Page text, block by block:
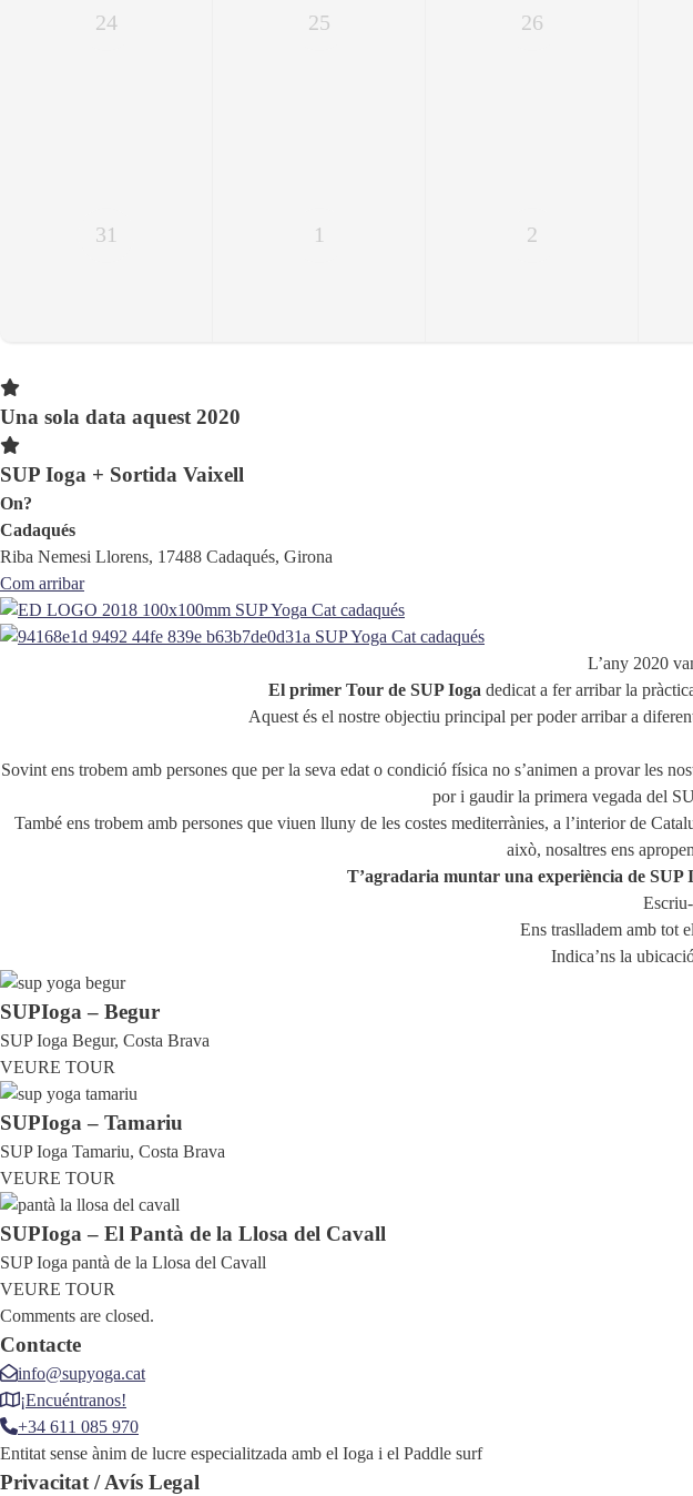
24 25 26
31 1 2
Una sola data aquest 2020
SUP Ioga + Sortida Vaixell
On?
Cadaqués
Riba Nemesi Llorens, 17488 Cadaqués, Girona
Com arribar
L’any 2020
El primer Tour de SUP Ioga dedicat a fer arribar la
Aquest és el nostre objectiu principal per poder arribar a
Sovint ens trobem amb persones que per la seva edat o condició física no s’animen a provar les
por i gaudir la primera vegada del
També ens trobem amb persones que viuen lluny de les costes mediterrànies, a l’interior de
això, nosaltres ens
T’agradaria muntar una experiència de
Ens traslladem amb tot
Indica’ns la
SUPIoga – Begur
SUP Ioga Begur, Costa Brava
VEURE TOUR
SUPIoga – Tamariu
SUP Ioga Tamariu, Costa Brava
VEURE TOUR
SUPIoga – El Pantà de la Llosa del Cavall
SUP Ioga pantà de la Llosa del Cavall
VEURE TOUR
Comments are closed.
Contacte
info@supyoga.cat
¡Encuéntranos!
+34 611 085 970
Entitat sense ànim de lucre especialitzada amb el Ioga i el Paddle surf
Privacitat / Avís Legal